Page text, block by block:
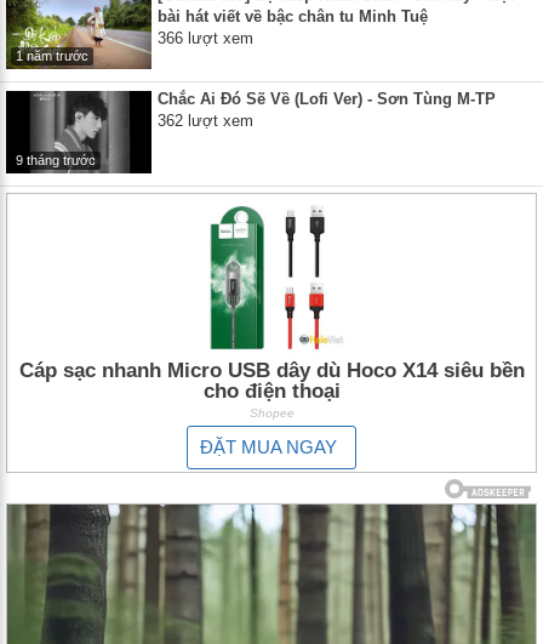
1 năm trước
bài hát viết về bậc chân tu Minh Tuệ
366 lượt xem
9 tháng trước
Chắc Ai Đó Sẽ Về (Lofi Ver) - Sơn Tùng M-TP
362 lượt xem
Cáp sạc nhanh Micro USB dây dù Hoco X14 siêu bền
cho điện thoại
Shopee
ĐẶT MUA NGAY